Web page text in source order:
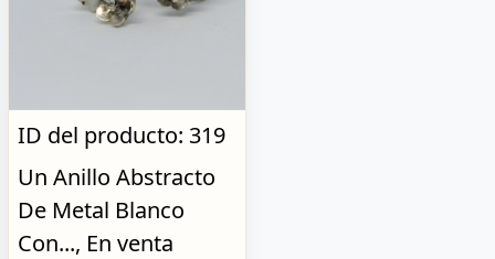
ID del producto: 319
Un Anillo Abstracto
De Metal Blanco
Con..., En venta